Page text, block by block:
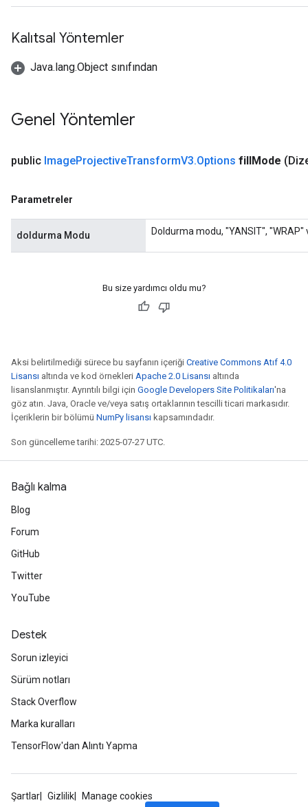
Kalıtsal Yöntemler
Java.lang.Object sınıfından
Genel Yöntemler
public ImageProjectiveTransformV3.Options fillMode
Parametreler
doldurma Modu Doldurma modu, "YANSIT", "WRAP"
Bu size yardımcı oldu mu?
Aksi belirtilmediği sürece bu sayfanın içeriği Creative Commons Atıf 4.0
Lisansı altında ve kod örnekleri Apache 2.0 Lisansı altında
lisanslanmıştır. Ayrıntılı bilgi için Google Developers Site Politikaları'na
göz atın. Java, Oracle ve/veya satış ortaklarının tescilli ticari markasıdır.
İçeriklerin bir bölümü NumPy lisansı kapsamındadır.
Son güncelleme tarihi: 2025-07-27 UTC.
Bağlı kalma
Blog
Forum
GitHub
Twitter
YouTube
Destek
Sorun izleyici
Sürüm notları
Stack Overflow
Marka kuralları
TensorFlow'dan Alıntı Yapma
Şartlar Gizlilik
Manage cookies